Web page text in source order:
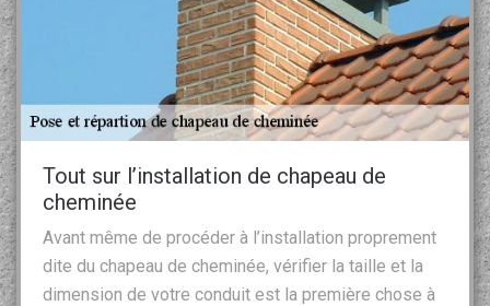
Tout sur l’installation de chapeau de
cheminée
Avant même de procéder à l’installation proprement
dite du chapeau de cheminée, vérifier la taille et la
dimension de votre conduit est la première chose à